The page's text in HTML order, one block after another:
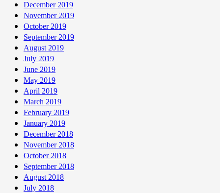
December 2019
November 2019
October 2019
September 2019
August 2019
July 2019
June 2019
May 2019
April 2019
March 2019
February 2019
January 2019
December 2018
November 2018
October 2018
September 2018
August 2018
July 2018